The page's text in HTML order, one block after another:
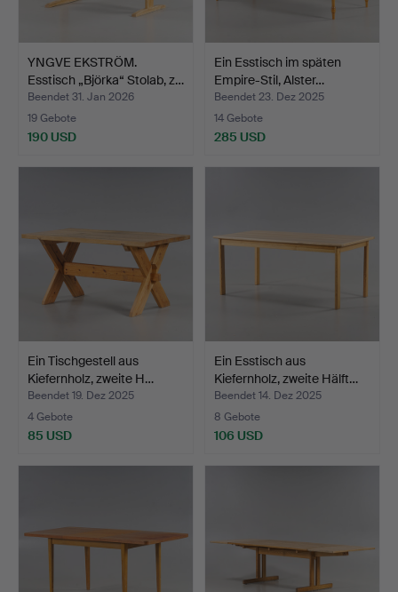
YNGVE EKSTRÖM.
Esstisch „Björka“ Stolab, z…
Beendet 31. Jan 2026
19 Gebote
190 USD
Ein Esstisch im späten
Empire-Stil, Alster…
Beendet 23. Dez 2025
14 Gebote
285 USD
Ein Tischgestell aus
Kiefernholz, zweite H…
Beendet 19. Dez 2025
4 Gebote
85 USD
Ein Esstisch aus
Kiefernholz, zweite Hälft…
Beendet 14. Dez 2025
8 Gebote
106 USD